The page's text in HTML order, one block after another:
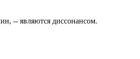
-- являются диссонансом.